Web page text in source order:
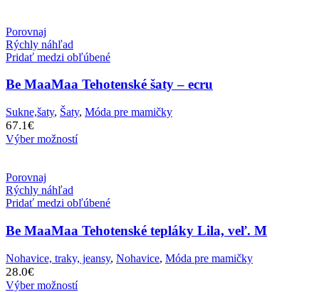
Porovnaj
Rýchly náhľad
Pridať medzi obľúbené
Be MaaMaa Tehotenské šaty – ecru
Sukne,šaty, Šaty, Móda pre mamičky
67.1€
Výber možností
Porovnaj
Rýchly náhľad
Pridať medzi obľúbené
Be MaaMaa Tehotenské tepláky Lila, veľ. M
Nohavice, traky, jeansy, Nohavice, Móda pre mamičky
28.0€
Výber možností